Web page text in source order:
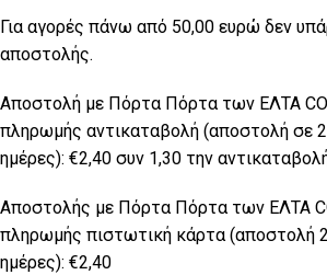
Για αγορές πάνω από 50,00 ευρώ δεν
αποστολής.
Αποστολή με Πόρτα Πόρτα των ΕΛΤΑ
πληρωμής αντικαταβολή (αποστολή σε
ημέρες): €2,40 συν 1,30 την
Αποστολής με Πόρτα Πόρτα των ΕΛTA
πληρωμής πιστωτική κάρτα (αποστολή
ημέρες): €2,40